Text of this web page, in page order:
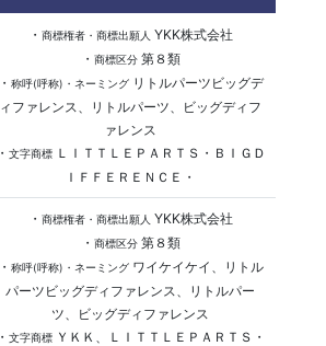
・ 商標権者・商標出願人 YKK株式会社
・ 商標区分第８類
・ 称呼(呼称)・ネーミングリトルパーツビッグデ
ィファレンス、リトルパーツ、ビッグディフ
ァレンス
・ 文字商標ＬＩＴＴＬＥＰＡＲＴＳ・ＢＩＧＤ
ＩＦＦＥＲＥＮＣＥ・
・ 商標権者・商標出願人 YKK株式会社
・ 商標区分第８類
・ 称呼(呼称)・ネーミングワイケイケイ、リトル
パーツビッグディファレンス、リトルパー
ツ、ビッグディファレンス
・ 文字商標ＹＫＫ、ＬＩＴＴＬＥＰＡＲＴＳ・